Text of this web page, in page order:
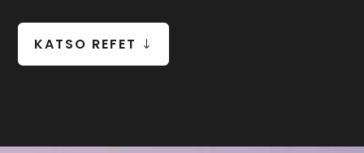
KATSO REFET